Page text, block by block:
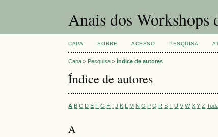
Anais dos Workshops
CAPA SOBRE ACESSO PESQUISA
Capa > Pesquisa >Índice de autores
Índice de autores
A B C D E F G H I J K L M N O P Q R S T U V W X Y Z
A